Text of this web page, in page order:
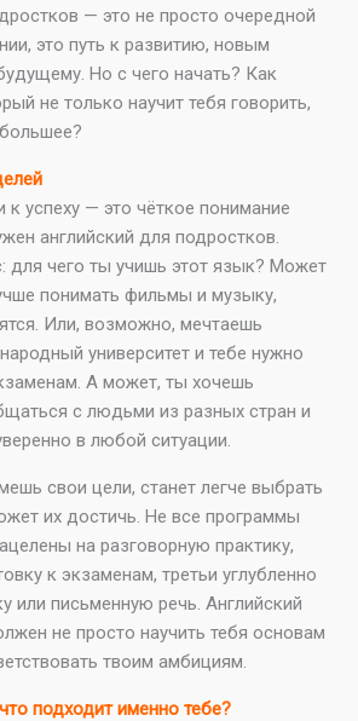
— это не просто очередной
это путь к развитию, новым
Но с чего начать? Как
не только научит тебя говорить,
к успеху — это чёткое понимание
английский для подростков.
для чего ты учишь этот язык? Может
понимать фильмы и музыку,
Или, возможно, мечтаешь
университет и тебе нужно
А может, ты хочешь
с людьми из разных стран и
в любой ситуации.
свои цели, станет легче выбрать
их достичь. Не все программы
на разговорную практику,
к экзаменам, третьи углубленно
или письменную речь. Английский
не просто научить тебя основам
твоим амбициям.
подходит именно тебе?